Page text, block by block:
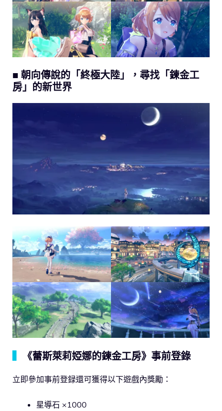
■ 朝向傳說的「終極大陸」，尋找「鍊金工
房」的新世界
《蕾斯萊莉婭娜的鍊金工房》事前登錄
立即參加事前登録還可獲得以下遊戲內獎勵：
星導石 ×1000